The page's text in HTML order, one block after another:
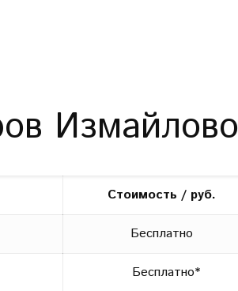
Измайлово
Стоимость / руб.
Бесплатно
Бесплатно*